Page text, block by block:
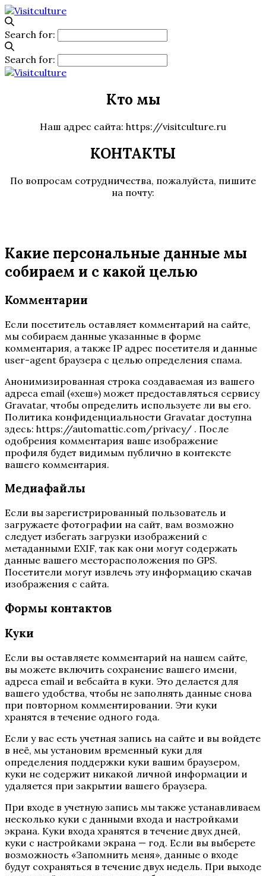
Search for:
Search for:
Кто мы
Наш адрес сайта: https://visitculture.ru
КОНТАКТЫ
По вопросам сотрудничества, пожалуйста, пишите
на почту:
Какие персональные данные мы
собираем и с какой целью
Комментарии
Если посетитель оставляет комментарий на сайте,
мы собираем данные указанные в форме
комментария, а также IP адрес посетителя и данные
user-agent браузера с целью определения спама.
Анонимизированная строка создаваемая из вашего
адреса email («хеш») может предоставляться сервису
Gravatar, чтобы определить используете ли вы его.
Политика конфиденциальности Gravatar доступна
здесь: https://automattic.com/privacy/ . После
одобрения комментария ваше изображение
профиля будет видимым публично в контексте
вашего комментария.
Медиафайлы
Если вы зарегистрированный пользователь и
загружаете фотографии на сайт, вам возможно
следует избегать загрузки изображений с
метаданными EXIF, так как они могут содержать
данные вашего месторасположения по GPS.
Посетители могут извлечь эту информацию скачав
изображения с сайта.
Формы контактов
Куки
Если вы оставляете комментарий на нашем сайте,
вы можете включить сохранение вашего имени,
адреса email и вебсайта в куки. Это делается для
вашего удобства, чтобы не заполнять данные снова
при повторном комментировании. Эти куки
хранятся в течение одного года.
Если у вас есть учетная запись на сайте и вы войдете
в неё, мы установим временный куки для
определения поддержки куки вашим браузером,
куки не содержит никакой личной информации и
удаляется при закрытии вашего браузера.
При входе в учетную запись мы также устанавливаем
несколько куки с данными входа и настройками
экрана. Куки входа хранятся в течение двух дней,
куки с настройками экрана — год. Если вы выберете
возможность «Запомнить меня», данные о входе
будут сохраняться в течение двух недель. При выходе